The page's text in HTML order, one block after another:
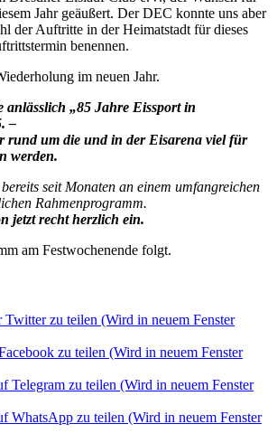
Jahr geäußert. Der DEC konnte uns aber
der Auftritte in der Heimatstadt für dieses
benennen.
im neuen Jahr.
anlässlich „85 Jahre Eissport in
–
rund um die und in der Eisarena viel für
werden.
seit Monaten an einem umfangreichen
Rahmenprogramm.
jetzt recht herzlich ein.
am Festwochenende folgt.
zu teilen (Wird in neuem Fenster
zu teilen (Wird in neuem Fenster
Telegram zu teilen (Wird in neuem Fenster
WhatsApp zu teilen (Wird in neuem Fenster